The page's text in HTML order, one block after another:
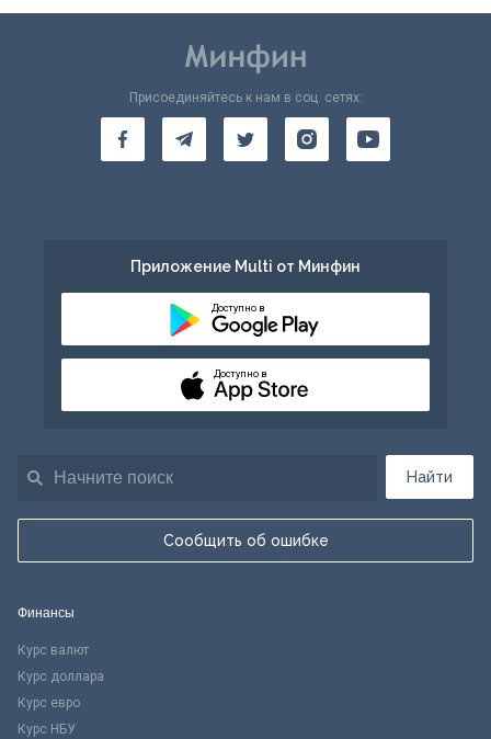
Найти
Сообщить об ошибке
Присоединяйтесь к нам в соц. сетях:
Приложение Multi от Минфин
Доступно в
Доступно в
Финансы
Курс валют
Курс доллара
Курс евро
Курс НБУ